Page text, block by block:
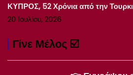
ΚΥΠΡΟΣ, 52 Χρόνια από την
20 Ιουλίου, 2026
Γίνε Μέλος ☑️